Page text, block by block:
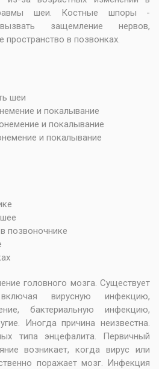
шеи. Костные шпоры -
защемление нервов,
в позвонках.
шеи
и покалывание
и покалывание
и покалывание
позвоночнике
головного мозга. Существует
вирусную инфекцию,
бактериальную инфекцию,
Иногда причина неизвестна.
типа энцефалита. Первичный
возникает, когда вирус или
поражает мозг. Инфекция